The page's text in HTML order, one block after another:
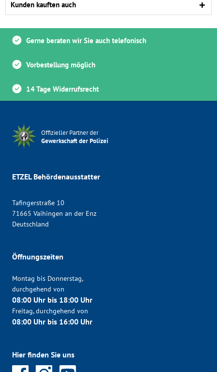
Kunden kauften auch
Gerne beraten wir Sie auch telefonisch
Vorbestellung möglich
14 Tage Widerrufsrecht
Offizieller Partner der
Gewerkschaft der Polizei
ETZEL Behördenausstatter
Tafingerstraße 10
71665 Vaihingen an der Enz
Deutschland
Öffnungszeiten
Montag bis Donnerstag,
durchgehend von
08:00 Uhr bis 18:00 Uhr
Freitag, durchgehend von
08:00 Uhr bis 16:00 Uhr
Hier finden Sie uns